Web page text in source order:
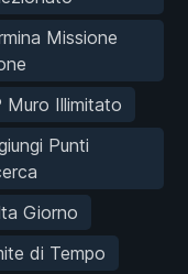
Missione
Muro Illimitato
Punti
Giorno
di Tempo